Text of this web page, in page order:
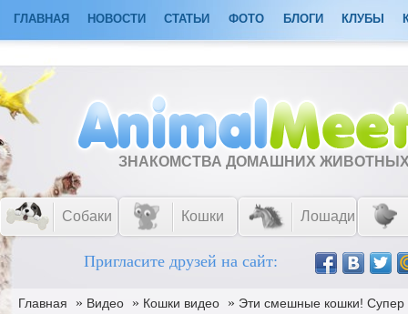
ГЛАВНАЯ НОВОСТИ СТАТЬИ ФОТО БЛОГИ КЛУБЫ
ЗНАКОМСТВА ДОМАШНИХ
Собаки Кошки Лошади
Пригласите друзей на сайт:
Главная » Видео » Кошки видео » Эти смешные кошки! Супер